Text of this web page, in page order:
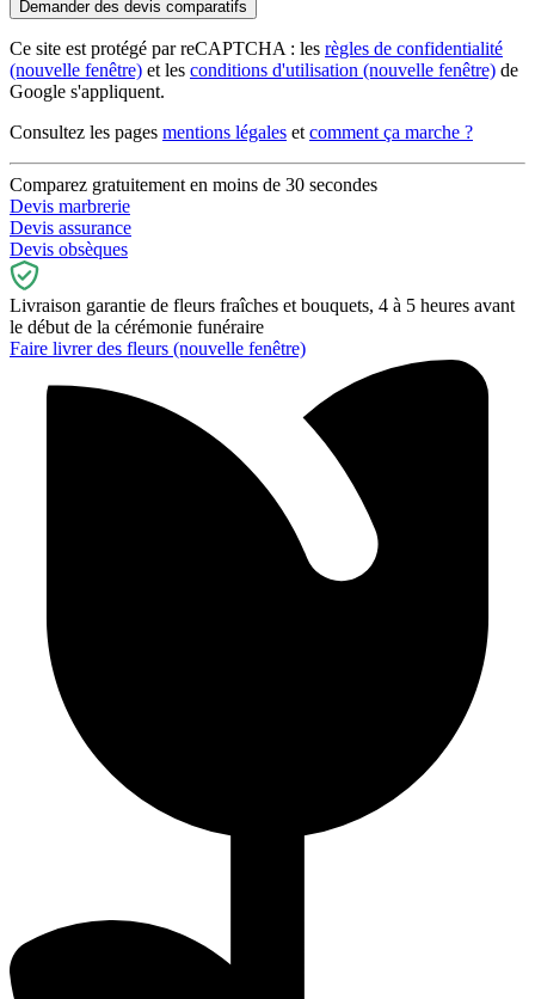
Ce site est protégé par reCAPTCHA : les règles de confidentialité
(nouvelle fenêtre) et les conditions d'utilisation (nouvelle fenêtre) de
Google s'appliquent.
Consultez les pages mentions légales et comment ça marche ?
Comparez gratuitement en moins de 30 secondes
Devis marbrerie
Devis assurance
Devis obsèques
Livraison garantie de fleurs fraîches et bouquets, 4 à 5 heures avant
le début de la cérémonie funéraire
Faire livrer des fleurs (nouvelle fenêtre)